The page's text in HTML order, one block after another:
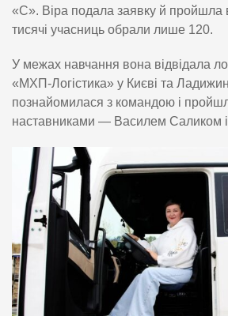
«С». Віра подала заявку й пройшла
тисячі учасниць обрали лише 120.
У межах навчання вона відвідала
«МХП-Логістика» у Києві та
познайомилася з командою і
наставниками — Василем Саликом і